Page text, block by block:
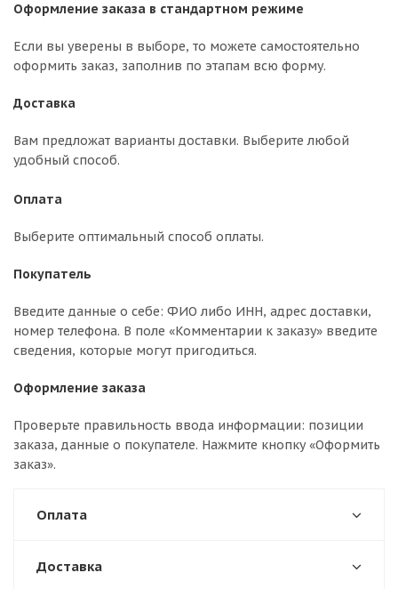
Оформление заказа в стандартном режиме
Если вы уверены в выборе, то можете самостоятельно
оформить заказ, заполнив по этапам всю форму.
Доставка
Вам предложат варианты доставки. Выберите любой
удобный способ.
Оплата
Выберите оптимальный способ оплаты.
Покупатель
Введите данные о себе: ФИО либо ИНН, адрес доставки,
номер телефона. В поле «Комментарии к заказу» введите
сведения, которые могут пригодиться.
Оформление заказа
Проверьте правильность ввода информации: позиции
заказа, данные о покупателе. Нажмите кнопку «Оформить
заказ».
Оплата
Доставка